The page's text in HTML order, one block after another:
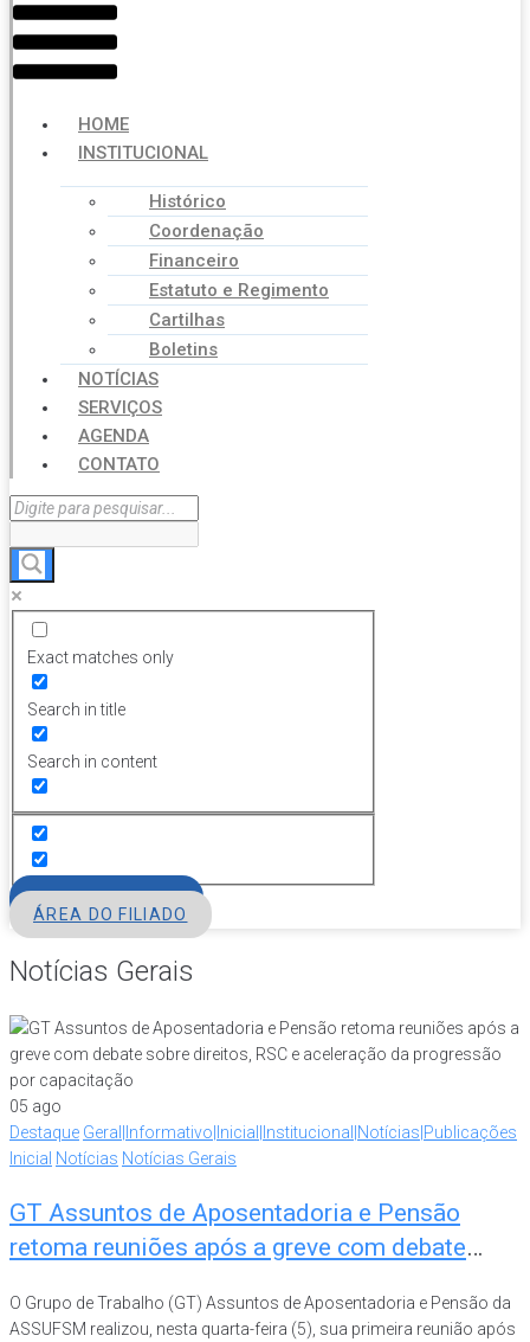
HOME
INSTITUCIONAL
Histórico
Coordenação
Financeiro
Estatuto e Regimento
Cartilhas
Boletins
NOTÍCIAS
SERVIÇOS
AGENDA
CONTATO
Exact matches only
Search in title
Search in content
ÁREA DO FILIADO
Notícias Gerais
05 ago
Destaque Geral|Informativo|Inicial|Institucional|Notícias|Publicações
Inicial Notícias Notícias Gerais
GT Assuntos de Aposentadoria e Pensão
retoma reuniões após a greve com debate
progressão por capacitação
O Grupo de Trabalho (GT) Assuntos de Aposentadoria e Pensão da
ASSUFSM realizou, nesta quarta-feira (5), sua primeira reunião após